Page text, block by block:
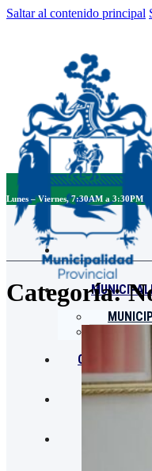
Saltar al contenido principal
Lunes – Viernes, 7:30AM a 3:30PM
CONCEJO
Categoría: